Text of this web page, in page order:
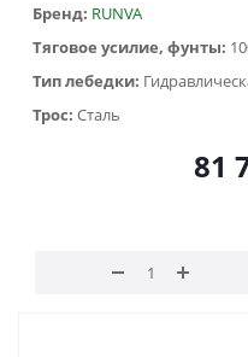
Бренд: RUNVA
Тяговое усилие, фунты:
Тип лебедки:
Трос: Сталь
81